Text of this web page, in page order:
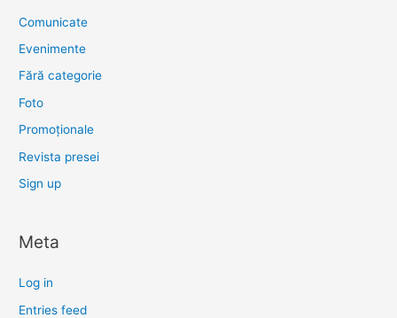
Comunicate
Evenimente
Fără categorie
Foto
Promoționale
Revista presei
Sign up
Meta
Log in
Entries feed